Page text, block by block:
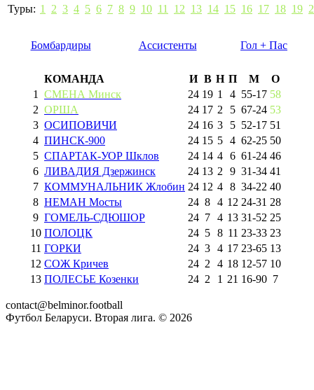
Туры: 1 2 3 4 5 6 7 8 9 10 11 12 13 14 15 16 17 18 19
Бомбардиры Ассистенты Гол + Пас
КОМАНДА И В Н П М
О
1
СМЕНА Минск 24 19 1 4 55-17 58
2 ОРША 24 17 2 5 67-24 53
3 ОСИПОВИЧИ 24 16 3 5 52-17 51
4 ПИНСК-900 24 15 5 4 62-25 50
5 СПАРТАК-УОР Шклов 24 14 4 6 61-24 46
6 ЛИВАДИЯ Дзержинск 24 13 2 9 31-34 41
7 КОММУНАЛЬНИК Жлобин 24 12 4 8 34-22 40
8 НЕМАН Мосты 24 8 4 12 24-31 28
9 ГОМЕЛЬ-СДЮШОР 24 7 4 13 31-52 25
10 ПОЛОЦК 24 5 8 11 23-33 23
11 ГОРКИ 24 3 4 17 23-65 13
12 СОЖ Кричев 24 2 4 18 12-57 10
13 ПОЛЕСЬЕ Козенки 24 2 1 21 16-90 7
contact@belminor.football
Футбол Беларуси. Вторая лига. © 2026